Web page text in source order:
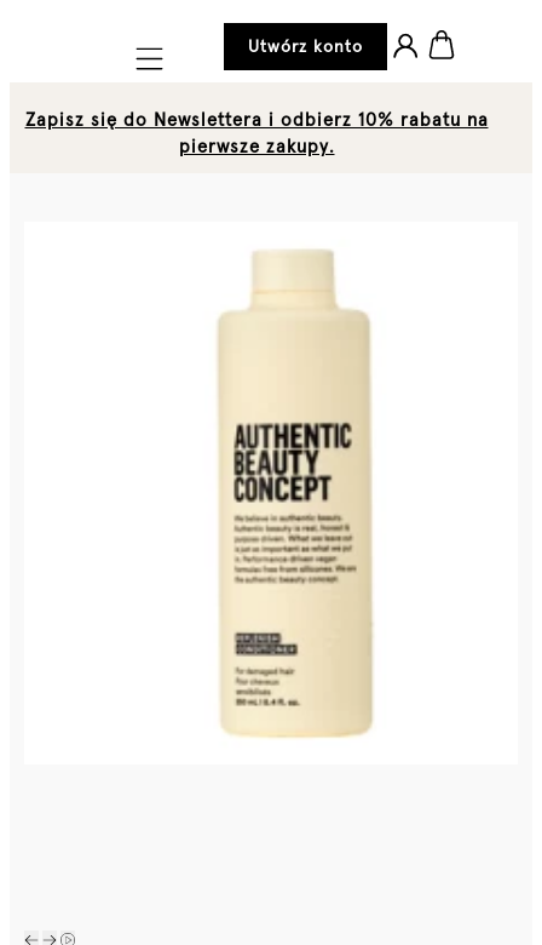
Mobile navigation
Utwórz konto
Zapisz się do Newslettera i odbierz 10% rabatu na
pierwsze zakupy.